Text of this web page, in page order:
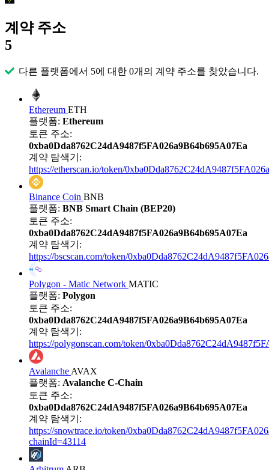
계약 주소
5
다른 플랫폼에서 5에 대한 0개의 계약 주소를 찾았습니다.
Ethereum ETH
플랫폼: Ethereum
토큰 주소:
0xba0Dda8762C24dA9487f5FA026a9B64b695A07Ea
계약 탐색기:
https://etherscan.io/token/
Binance Coin BNB
플랫폼: BNB Smart Chain (BEP20)
토큰 주소:
0xba0Dda8762C24dA9487f5FA026a9B64b695A07Ea
계약 탐색기:
https://bscscan.com/token/
Polygon - Matic Network MATIC
플랫폼: Polygon
토큰 주소:
0xba0Dda8762C24dA9487f5FA026a9B64b695A07Ea
계약 탐색기:
https://polygonscan.com/token/
Avalanche AVAX
플랫폼: Avalanche C-Chain
토큰 주소:
0xba0Dda8762C24dA9487f5FA026a9B64b695A07Ea
계약 탐색기:
https://snowtrace.io/token/
chainId=43114